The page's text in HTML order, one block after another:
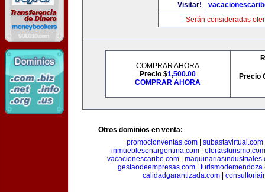
Visitar!
Serán consideradas
COMPRAR AHORA
Precio $1,500.00
COMPRAR AHORA
Precio
Otros dominios en venta:
promocionventas.com| subastavirtual.com
inmueblesenargentina.com| ofertasturismo.com
vacacionescaribe.com
gestaodeempresas.com|
calidadgarantizada.com